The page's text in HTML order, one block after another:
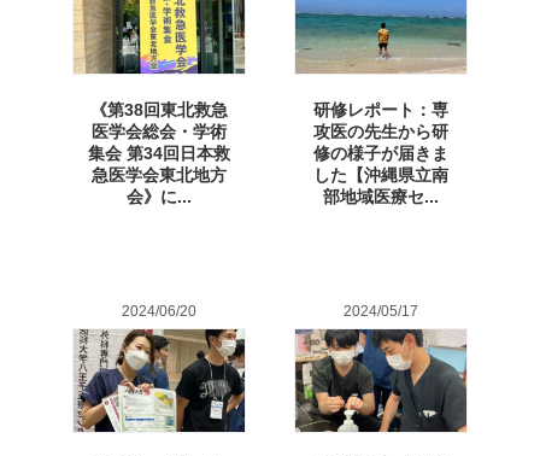
《第38回東北救急
医学会総会・学術
集会 第34回日本救
急医学会東北地方
会》に...
研修レポート：専
攻医の先生から研
修の様子が届きま
した【沖縄県立南
部地域医療セ...
2024/06/20 2024/05/17